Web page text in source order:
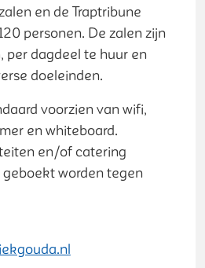
en de Traptribune
personen. De zalen zijn
per dagdeel te huur en
doeleinden.
voorzien van wifi,
en whiteboard.
en/of catering
worden tegen